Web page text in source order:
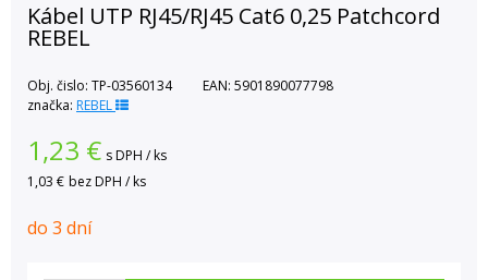
Kábel UTP RJ45/RJ45 Cat6 0,25 Patchcord
REBEL
Obj. čislo: TP-03560134 EAN: 5901890077798
značka: REBEL
1,23 € s DPH / ks
1,03 € bez DPH / ks
do 3 dní